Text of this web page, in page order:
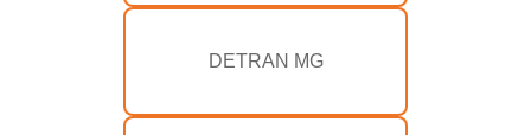
DETRAN MG